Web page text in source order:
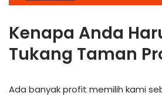
Kenapa Anda
Tukang Taman
Ada banyak profit memilih kami